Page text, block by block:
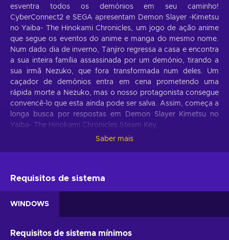
esventra todos os demónios em seu caminho!
CyberConnect2 e SEGA apresentam Demon Slayer -Kimetsu
no Yaiba- The Hinokami Chronicles, um jogo de ação anime
que segue os eventos do anime e manga do mesmo nome.
Num dado dia de inverno, Tanjiro regressa a casa e encontra
a sua inteira família assassinada por um demónio, tirando a
sua irmã Nezuko, que fora transformada num deles. Um
caçador de demónios entra em cena prometendo uma
rápida morte a Nezuko, mas o nosso protagonista consegue
convencê-lo que esta ainda pode ser salva. Assim, começa a
longa busca por respostas em Demon Slayer Kimetsu no
Yaiba- The Hinokami Chronicles Steam Key.
Cada demónio possui grandes habilidades que apenas
podem ser contra-atacadas por lâminas especiais e artes de
cada oponente com uma série de ataques e derruba-os!
Com Demon Slayer: The Hinokami Chronicles key, irás
desfrutar das seguintes funcionalidades:
Saber mais
Requisitos de sistema
WINDOWS
Requisitos de sistema mínimos